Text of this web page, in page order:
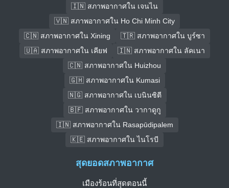
🇮🇳 สภาพอากาศใน เจนไน
🇻🇳 สภาพอากาศใน Ho Chi Minh City
🇨🇳 สภาพอากาศใน Xining
🇹🇷 สภาพอากาศใน บูร์ซา
🇺🇦 สภาพอากาศใน เคียฟ
🇮🇳 สภาพอากาศใน ลัคเนา
🇨🇳 สภาพอากาศใน Huizhou
🇬🇭 สภาพอากาศใน Kumasi
🇳🇬 สภาพอากาศใน เบนินซิตี
🇧🇫 สภาพอากาศใน วากาดูกู
🇮🇳 สภาพอากาศใน Rasapūdipalem
🇰🇪 สภาพอากาศใน ไนโรบี
สุดยอดสภาพอากาศ
เมืองร้อนที่สุดตอนนี้